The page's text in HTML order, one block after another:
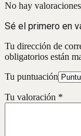
No hay
Sé el primero en
Tu dirección de
obligatorios están
Tu puntuación
Tu valoración *